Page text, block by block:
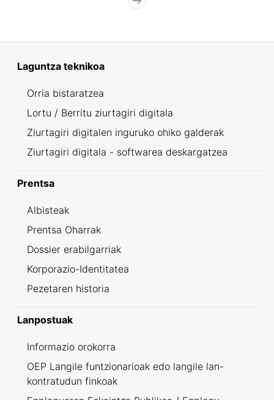
Laguntza teknikoa
Orria bistaratzea
Lortu / Berritu ziurtagiri digitala
Ziurtagiri digitalen inguruko ohiko galderak
Ziurtagiri digitala - softwarea deskargatzea
Prentsa
Albisteak
Prentsa Oharrak
Dossier erabilgarriak
Korporazio-Identitatea
Pezetaren historia
Lanpostuak
Informazio orokorra
OEP Langile funtzionarioak edo langile lan-
kontratudun finkoak